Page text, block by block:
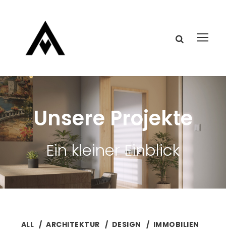
Unsere Projekte
Ein kleiner Einblick
ALL ARCHITEKTUR DESIGN IMMOBILIEN